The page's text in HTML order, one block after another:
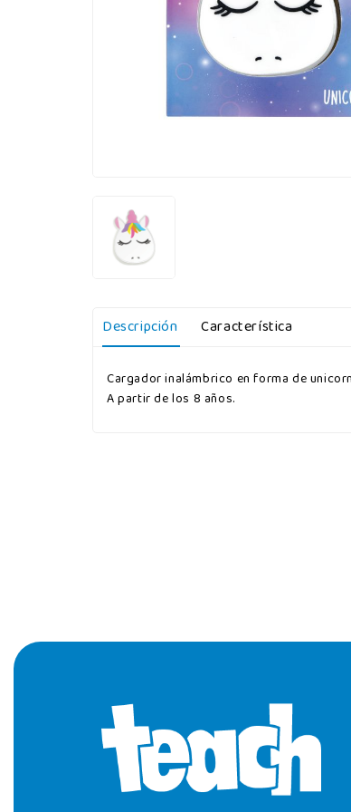
Descripción Característica
Cargador inalámbrico en forma de
A partir de los 8 años.